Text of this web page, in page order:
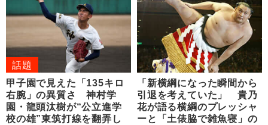
話題
甲子園で見えた「135キロ
右腕」の異質さ 神村学
園・龍頭汰樹が“公立進学
校の雄”東筑打線を翻弄し
「新横綱になった瞬間から
引退を考えていた」 貴乃
花が語る横綱のプレッシャ
ーと「土俵脇で雑魚寝」の